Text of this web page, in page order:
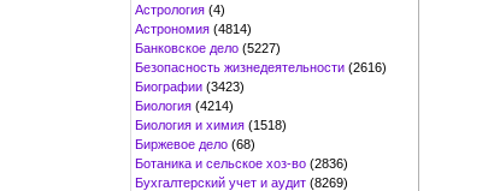
Астрология (4)
Астрономия (4814)
Банковское дело (5227)
Безопасность жизнедеятельности (2616)
Биографии (3423)
Биология (4214)
Биология и химия (1518)
Биржевое дело (68)
Ботаника и сельское хоз-во (2836)
Бухгалтерский учет и аудит (8269)